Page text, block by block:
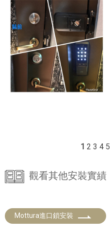
1 2 3 4 5
觀看其他安裝實績
Mottura進口鎖安裝